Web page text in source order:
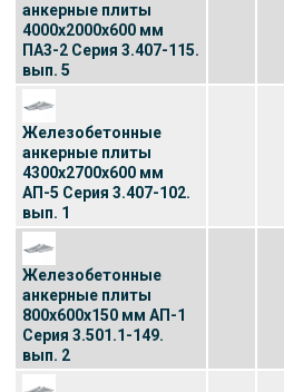
анкерные плиты
4000x2000x600 мм
ПА3-2 Серия 3.407-115.
вып. 5
Железобетонные
анкерные плиты
4300x2700x600 мм
АП-5 Серия 3.407-102.
вып. 1
Железобетонные
анкерные плиты
800x600x150 мм АП-1
Серия 3.501.1-149.
вып. 2